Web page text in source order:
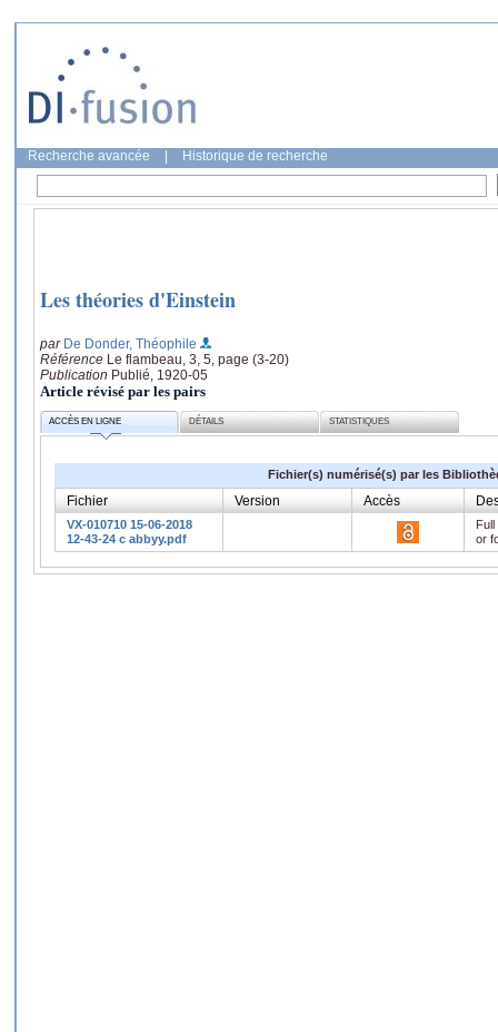
Recherche avancée Historique de recherche
Les théories d'Einstein
par De Donder, Théophile
Référence Le flambeau, 3, 5, page (3-20)
Publication Publié, 1920-05
Article révisé par les pairs
ACCÈS EN LIGNE DÉTAILS STATISTIQUES
Fichier(s) numérisé(s) par les
Fichier Version Accès
VX-010710 15-06-2018
12-43-24 c abbyy.pdf
or